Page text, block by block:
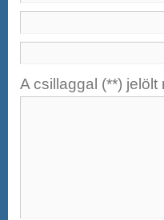
A csillaggal (**)